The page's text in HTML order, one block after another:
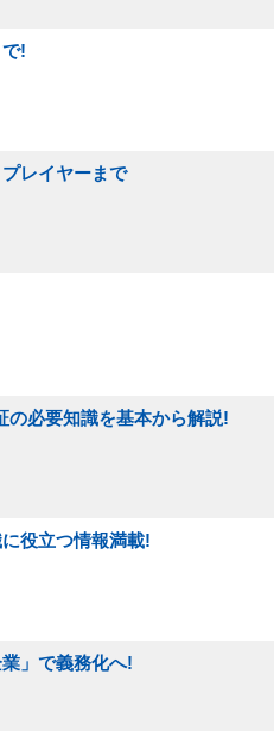
!
レイヤーまで
の必要知識を基本から解説!
役立つ情報満載!
」で義務化へ!